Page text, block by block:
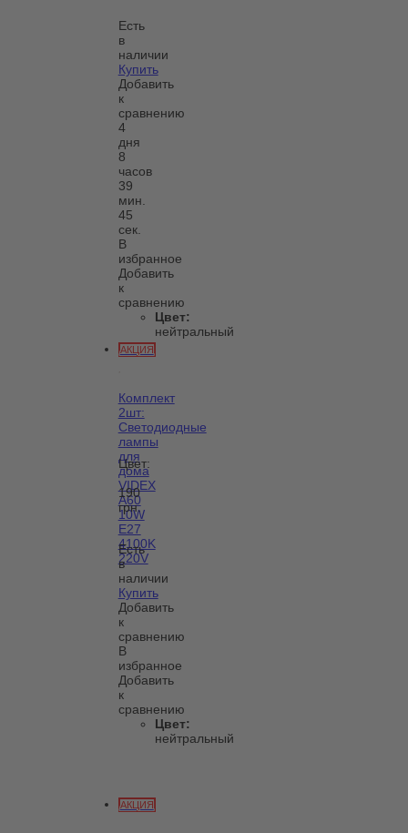
Есть
в
наличии
Купить
Добавить
к
сравнению
4
дня
8
часов
39
мин.
45
сек.
В
избранное
Добавить
к
сравнению
Цвет:
нейтральный
АКЦИЯ
Комплект
2шт:
Светодиодные
лампы
для
дома
VIDEX
A60
10W
E27
4100K
220V
Цвет:
190
грн.
Есть
в
наличии
Купить
Добавить
к
сравнению
В
избранное
Добавить
к
сравнению
Цвет:
нейтральный
АКЦИЯ